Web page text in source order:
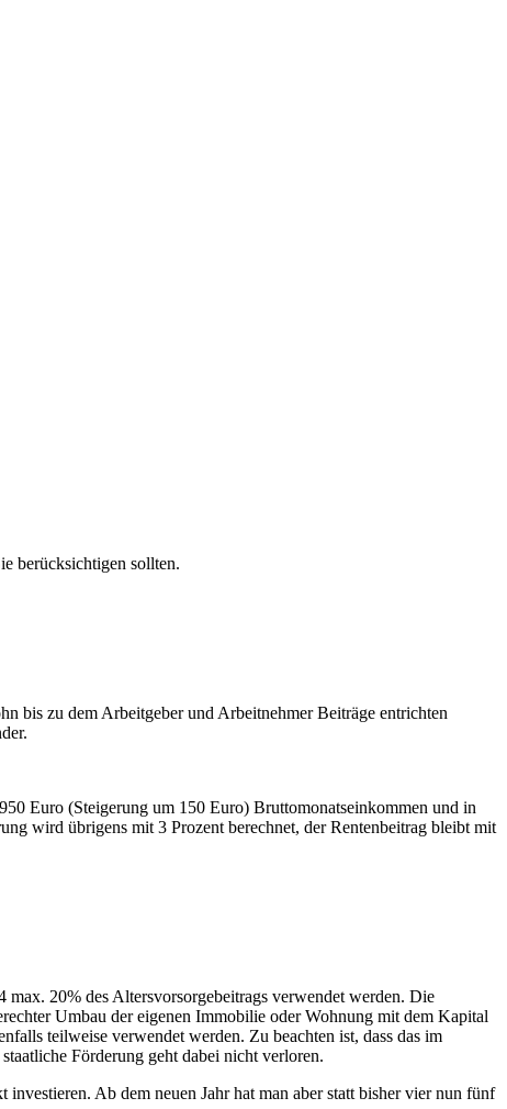
berücksichtigen sollten.
bis zu dem Arbeitgeber und Arbeitnehmer Beiträge entrichten
Euro (Steigerung um 150 Euro) Bruttomonatseinkommen und in
wird übrigens mit 3 Prozent berechnet, der Rentenbeitrag bleibt mit
20% des Altersvorsorgebeitrags verwendet werden. Die
Umbau der eigenen Immobilie oder Wohnung mit dem Kapital
teilweise verwendet werden. Zu beachten ist, dass das im
Förderung geht dabei nicht verloren.
Ab dem neuen Jahr hat man aber statt bisher vier nun fünf